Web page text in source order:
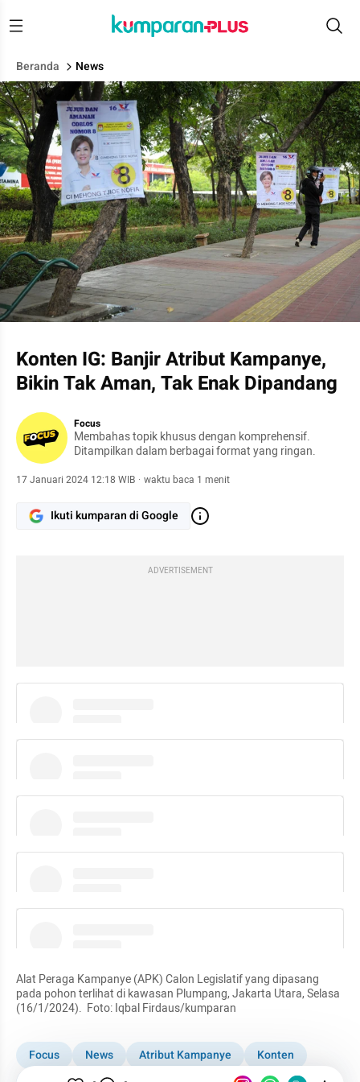
Beranda News
Konten IG: Banjir Atribut Kampanye,
Bikin Tak Aman, Tak Enak Dipandang
Focus
Membahas topik khusus dengan komprehensif.
Ditampilkan dalam berbagai format yang ringan.
17 Januari 2024 12:18 WIB · waktu baca 1 menit
Ikuti kumparan di Google
ADVERTISEMENT
Alat Peraga Kampanye (APK) Calon Legislatif yang dipasang
pada pohon terlihat di kawasan Plumpang, Jakarta Utara, Selasa
(16/1/2024).  Foto: Iqbal Firdaus/kumparan
Focus News Atribut Kampanye
Konten